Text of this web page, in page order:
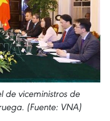
de viceministros de
(Fuente: VNA)